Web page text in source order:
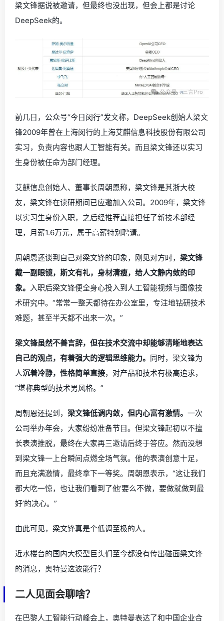
梁文锋据说被邀请，但最终也没出现，但会上都是讨论
DeepSeek的。
前几日，公众号“今日闵行”发文称，DeepSeek创始人梁文
锋2009年曾在上海闵行的上海艾麒信息科技股份有限公司
实习，负责内容也跟人工智能有关。而且梁文锋还以实习
生身份被任命为部门经理。
艾麒信息创始人、董事长周朝恩称，梁文锋是其浙大校
友，梁文锋在读研期间已应邀加入公司。2009年，梁文锋
以实习生身份入职，之后经推荐直接担任了新技术部经
理，月薪1.6万元，属于高薪特别聘请。
周朝恩还谈到自己对梁文锋的印象，刚见对方时， 梁文锋
戴一副眼镜，斯文有礼，身材清瘦，给人文静内敛的印
象。 入职后梁文锋便全身心投入到人工智能视频与图像技
术研究中。“常常一整天都待在办公室里，专注地钻研技术
难题，甚至半天都不出来一次。”
梁文锋虽然不善言辞，但在技术交流中却能够清晰地表达
自己的观点，有着强大的逻辑思维能力。 同时，梁文锋为
人沉着冷静，性格简单直接，对产品和技术有极高追求，
“堪称典型的技术男风格。”
周朝恩还提到， 梁文锋低调内敛，但内心富有激情。 一次
公司举办年会，大家纷纷准备节目。但梁文锋起初以不擅
长表演推脱，最终在大家再三邀请后终于答应。然而没想
到梁文锋一上台瞬间点燃全场气氛。他的表演创意十足，
而且充满激情，最终拿下一等奖。周朝恩表示，“这让我们
都大吃一惊，也让我们看到了他‘要么不做，要做就做到最
好’的决心。”
由此可见，梁文锋真是个低调至极的人。
近水楼台的国内大模型巨头们至今都没有传出碰面梁文锋
的消息，奥特曼这波能行？
二人见面会聊啥？
在巴黎人工智能行动峰会上，奥特曼表达了和中国企业合